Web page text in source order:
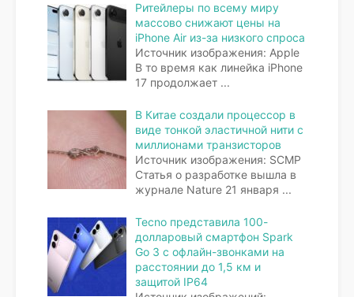
Ритейлеры по всему миру
массово снижают цены на
iPhone Air из-за низкого спроса
Источник изображения: Apple
В то время как линейка iPhone
17 продолжает ...
В Китае создали процессор в
виде тонкой эластичной нити с
миллионами транзисторов
Источник изображения: SCMP
Статья о разработке вышла в
журнале Nature 21 января ...
Tecno представила 100-
долларовый смартфон Spark
Go 3 с офлайн-звонками на
расстоянии до 1,5 км и
защитой IP64